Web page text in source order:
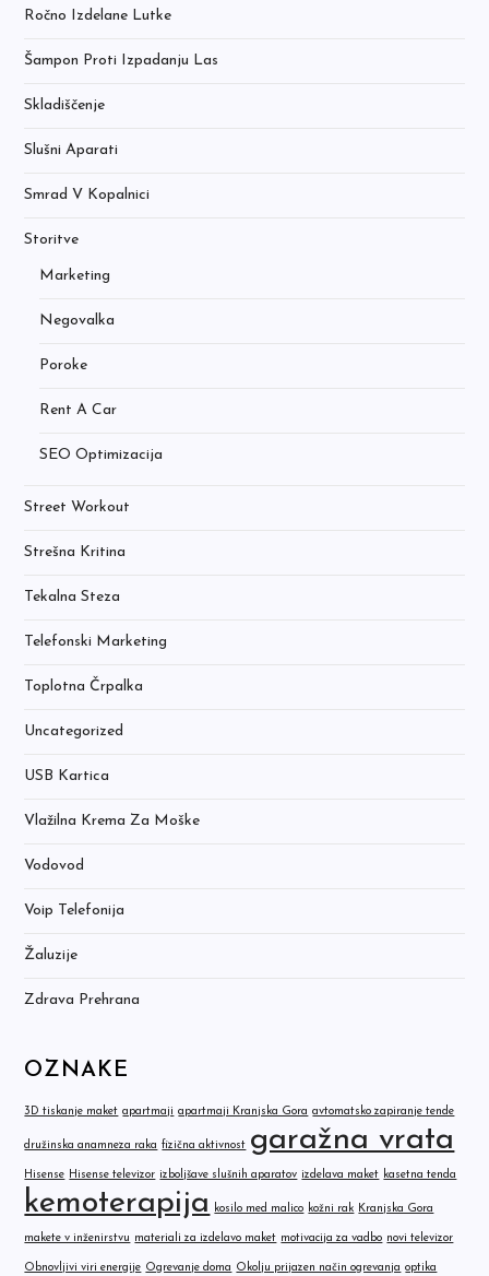
Ročno Izdelane Lutke
Šampon Proti Izpadanju Las
Skladiščenje
Slušni Aparati
Smrad V Kopalnici
Storitve
Marketing
Negovalka
Poroke
Rent A Car
SEO Optimizacija
Street Workout
Strešna Kritina
Tekalna Steza
Telefonski Marketing
Toplotna Črpalka
Uncategorized
USB Kartica
Vlažilna Krema Za Moške
Vodovod
Voip Telefonija
Žaluzije
Zdrava Prehrana
OZNAKE
3D tiskanje maket apartmaji apartmaji Kranjska Gora avtomatsko zapiranje tende
družinska anamneza raka fizična aktivnost garažna vrata
Hisense Hisense televizor izboljšave slušnih aparatov izdelava maket kasetna tenda
kemoterapija kosilo med malico kožni rak Kranjska Gora
makete v inženirstvu materiali za izdelavo maket motivacija za vadbo novi televizor
Obnovljivi viri energije Ogrevanje doma Okolju prijazen način ogrevanja optika